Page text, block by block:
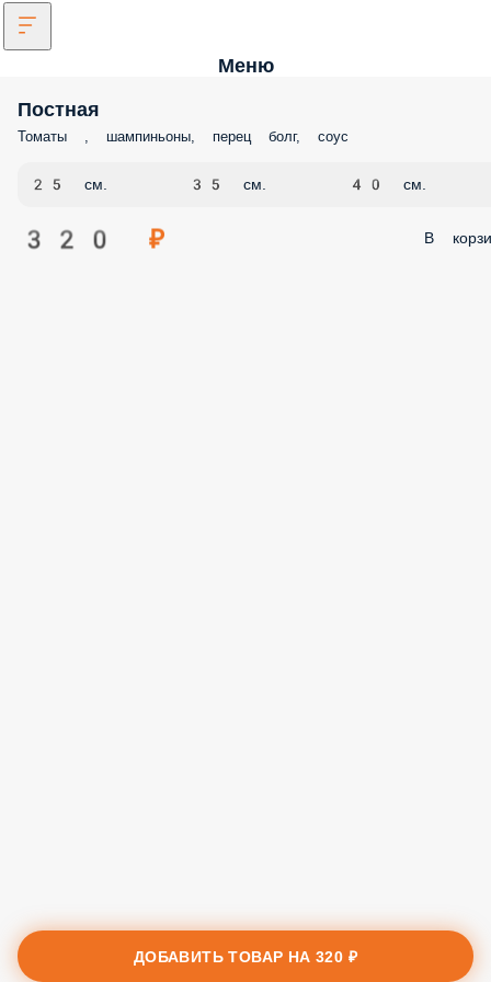
Меню
Постная
Томаты , шампиньоны, перец болг, соус
25 см. 35 см. 40 см.
320 ₽ В
ДОБАВИТЬ ТОВАР НА320 ₽